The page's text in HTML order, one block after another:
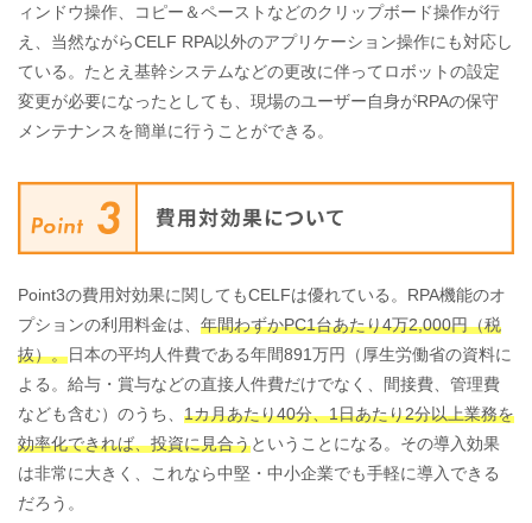
ィンドウ操作、コピー＆ペーストなどのクリップボード操作が行
え、当然ながらCELF RPA以外のアプリケーション操作にも対応し
ている。たとえ基幹システムなどの更改に伴ってロボットの設定
変更が必要になったとしても、現場のユーザー自身がRPAの保守
メンテナンスを簡単に行うことができる。
Point3の費用対効果に関してもCELFは優れている。RPA機能のオ
プションの利用料金は、 年間わずかPC1台あたり4万2,000円（税
抜）。日本の平均人件費である年間891万円（厚生労働省の資料に
よる。給与・賞与などの直接人件費だけでなく、間接費、管理費
なども含む）のうち、 1カ月あたり40分、1日あたり2分以上業務を
効率化できれば、投資に見合うということになる。その導入効果
は非常に大きく、これなら中堅・中小企業でも手軽に導入できる
だろう。